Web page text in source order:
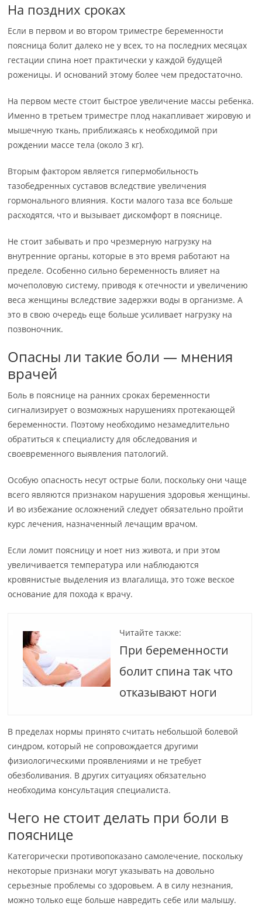
На поздних сроках
Если в первом и во втором триместре беременности
поясница болит далеко не у всех, то на последних месяцах
гестации спина ноет практически у каждой будущей
роженицы. И оснований этому более чем предостаточно.
На первом месте стоит быстрое увеличение массы ребенка.
Именно в третьем триместре плод накапливает жировую и
мышечную ткань, приближаясь к необходимой при
рождении массе тела (около 3 кг).
Вторым фактором является гипермобильность
тазобедренных суставов вследствие увеличения
гормонального влияния. Кости малого таза все больше
расходятся, что и вызывает дискомфорт в пояснице.
Не стоит забывать и про чрезмерную нагрузку на
внутренние органы, которые в это время работают на
пределе. Особенно сильно беременность влияет на
мочеполовую систему, приводя к отечности и увеличению
веса женщины вследствие задержки воды в организме. А
это в свою очередь еще больше усиливает нагрузку на
позвоночник.
Опасны ли такие боли — мнения
врачей
Боль в пояснице на ранних сроках беременности
сигнализирует о возможных нарушениях протекающей
беременности. Поэтому необходимо незамедлительно
обратиться к специалисту для обследования и
своевременного выявления патологий.
Особую опасность несут острые боли, поскольку они чаще
всего являются признаком нарушения здоровья женщины.
И во избежание осложнений следует обязательно пройти
курс лечения, назначенный лечащим врачом.
Если ломит поясницу и ноет низ живота, и при этом
увеличивается температура или наблюдаются
кровянистые выделения из влагалища, это тоже веское
основание для похода к врачу.
Читайте также:
При беременности
болит спина так что
отказывают ноги
В пределах нормы принято считать небольшой болевой
синдром, который не сопровождается другими
физиологическими проявлениями и не требует
обезболивания. В других ситуациях обязательно
необходима консультация специалиста.
Чего не стоит делать при боли в
пояснице
Категорически противопоказано самолечение, поскольку
некоторые признаки могут указывать на довольно
серьезные проблемы со здоровьем. А в силу незнания,
можно только еще больше навредить себе или малышу.